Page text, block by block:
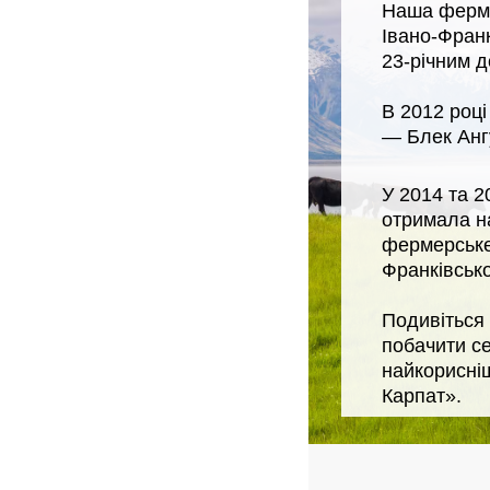
Наша ферма
Івано-
23-річним
В 2012
— Блек
У 2014 та
отримала
побачити
Карпат».